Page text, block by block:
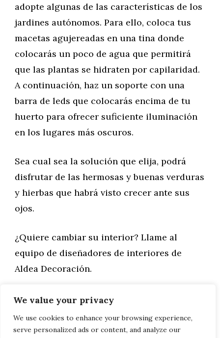
We value your privacy
We use cookies to enhance your browsing experience,
serve personalized ads or content, and analyze our
adopte algunas de las características de los
jardines autónomos. Para ello, coloca tus
macetas agujereadas en una tina donde
colocarás un poco de agua que permitirá
que las plantas se hidraten por capilaridad.
A continuación, haz un soporte con una
barra de leds que colocarás encima de tu
huerto para ofrecer suficiente iluminación
en los lugares más oscuros.
Sea cual sea la solución que elija, podrá
disfrutar de las hermosas y buenas verduras
y hierbas que habrá visto crecer ante sus
ojos.
¿Quiere cambiar su interior? Llame al
equipo de diseñadores de interiores de
Aldea Decoración.
Categorías
General,Hogar
Adiós al monovolumen
PURO ENCANTO VINTAGE